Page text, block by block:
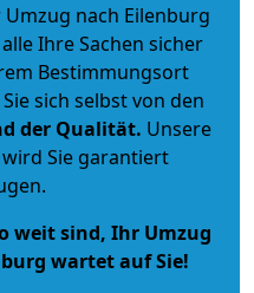
nach Eilenburg
Ihre Sachen sicher
Bestimmungsort
sich selbst von den
der Qualität. Unsere
Sie garantiert
weit sind, Ihr Umzug
wartet auf Sie!